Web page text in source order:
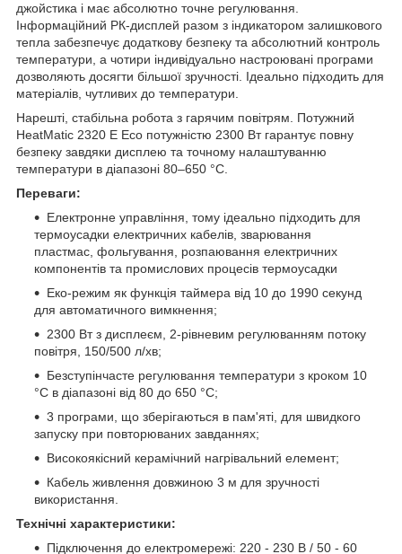
джойстика і має абсолютно точне регулювання.
Інформаційний РК-дисплей разом з індикатором залишкового
тепла забезпечує додаткову безпеку та абсолютний контроль
температури, а чотири індивідуально настроювані програми
дозволяють досягти більшої зручності. Ідеально підходить для
матеріалів, чутливих до температури.
Нарешті, стабільна робота з гарячим повітрям. Потужний
HeatMatic 2320 E Eco потужністю 2300 Вт гарантує повну
безпеку завдяки дисплею та точному налаштуванню
температури в діапазоні 80–650 °C.
Переваги:
Електронне управління, тому ідеально підходить для
термоусадки електричних кабелів, зварювання
пластмас, фольгування, розпаювання електричних
компонентів та промислових процесів термоусадки
Еко-режим як функція таймера від 10 до 1990 секунд
для автоматичного вимкнення;
2300 Вт з дисплеєм, 2-рівневим регулюванням потоку
повітря, 150/500 л/хв;
Безступінчасте регулювання температури з кроком 10
°C в діапазоні від 80 до 650 °C;
3 програми, що зберігаються в пам'яті, для швидкого
запуску при повторюваних завданнях;
Високоякісний керамічний нагрівальний елемент;
Кабель живлення довжиною 3 м для зручності
використання.
Технічні характеристики:
Підключення до електромережі: 220 - 230 В / 50 - 60